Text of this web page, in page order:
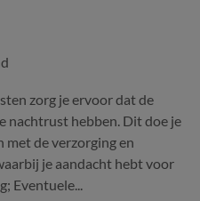
zorg je ervoor dat de
nachtrust hebben. Dit doe je
met de verzorging en
je aandacht hebt voor
Eventuele...